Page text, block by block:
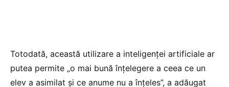
Totodată, această utilizare a inteligenței artificiale ar
putea permite „o mai bună înțelegere a ceea ce un
elev a asimilat și ce anume nu a înțeles”, a adăugat